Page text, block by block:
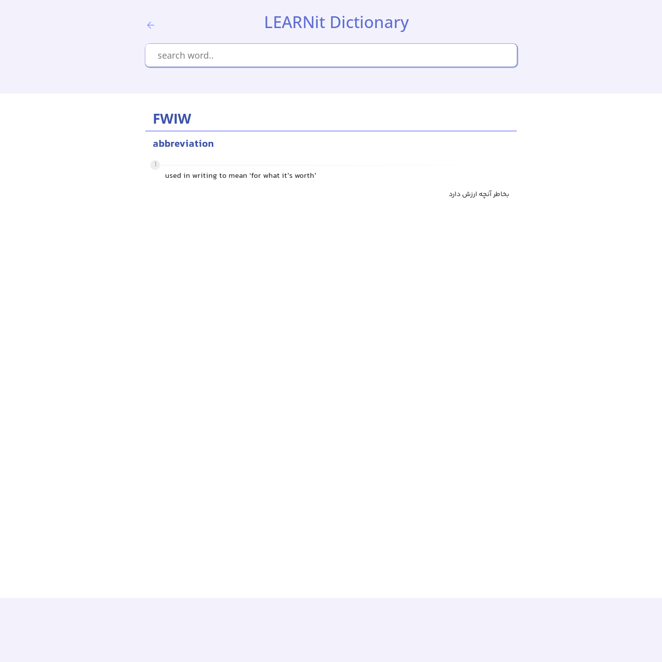
LEARNit Dictionary
FWIW
abbreviation
1
used in writing to mean ‘for what it’s worth’
بخاطر آنچه ارزش دارد